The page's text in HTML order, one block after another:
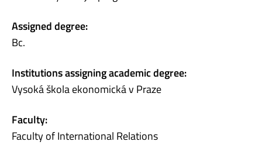
Assigned degree:
Bc.
Institutions assigning academic degree:
Vysoká škola ekonomická v Praze
Faculty:
Faculty of International Relations